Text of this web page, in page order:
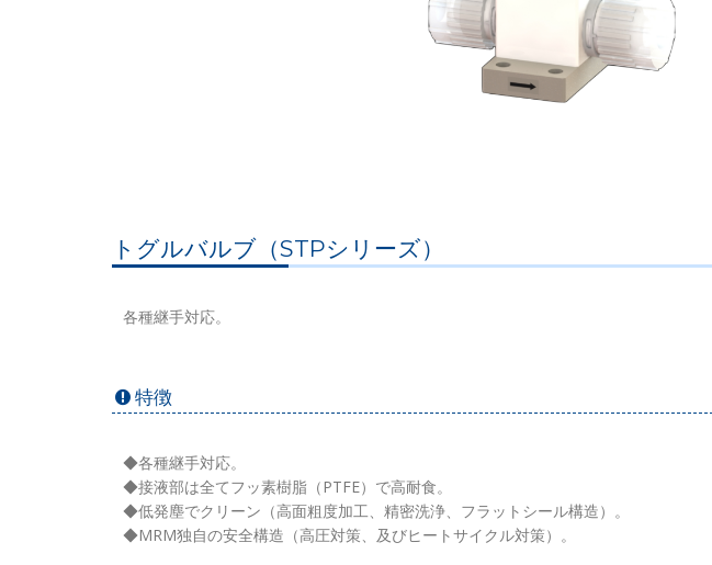
トグルバルブ（STPシリーズ）
各種継手対応。
特徴
◆各種継手対応。
◆接液部は全てフッ素樹脂（PTFE）で高耐食。
◆低発塵でクリーン（高面粗度加工、精密洗浄、フラットシール構造）。
◆MRM独自の安全構造（高圧対策、及びヒートサイクル対策）。